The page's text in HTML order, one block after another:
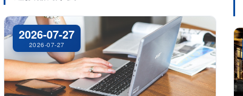
2026-07-27
2026-07-27